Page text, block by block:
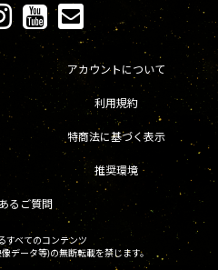
アカウントについて
利用規約
特商法に基づく表示
推奨環境
るご質問
すべてのコンテンツ
データ等)の無断転載を禁じます。